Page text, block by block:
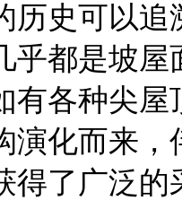
历史可以
乎都是坡屋
有各种尖屋
演化而来，
得了广泛的